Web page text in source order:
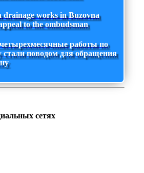
drainage works in Buzovna
to the ombudsman
работы по
стали поводом для обращения
сетях